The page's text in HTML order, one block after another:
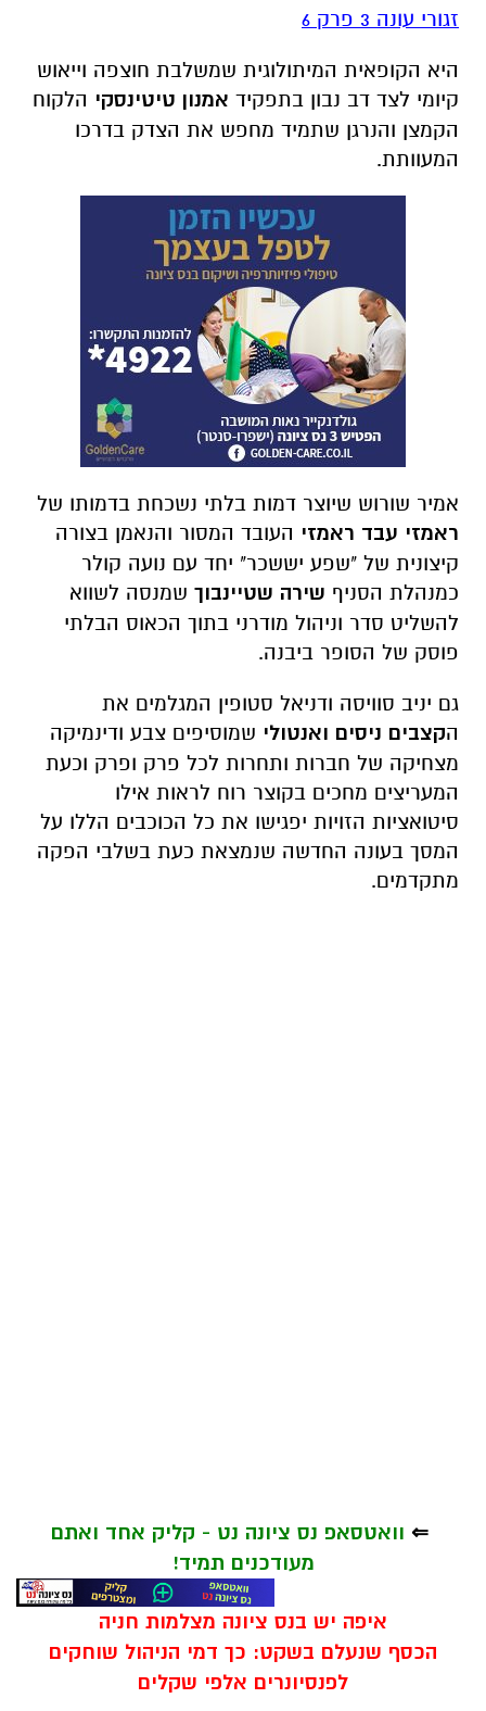
זגורי עונה 3 פרק 6
היא הקופאית המיתולוגית שמשלבת חוצפה וייאוש
קיומי לצד דב נבון בתפקיד אמנון טיטינסקי הלקוח
הקמצן והנרגן שתמיד מחפש את הצדק בדרכו
המעוותת.
אמיר שורוש שיוצר דמות בלתי נשכחת בדמותו של
ראמזי עבד ראמזי העובד המסור והנאמן בצורה
קיצונית של "שפע יששכר" יחד עם נועה קולר
כמנהלת הסניף שירה שטיינבוך שמנסה לשווא
להשליט סדר וניהול מודרני בתוך הכאוס הבלתי
פוסק של הסופר ביבנה.
גם יניב סוויסה ודניאל סטופין המגלמים את
הקצבים ניסים ואנטולי שמוסיפים צבע ודינמיקה
מצחיקה של חברות ותחרות לכל פרק ופרק וכעת
המעריצים מחכים בקוצר רוח לראות אילו
סיטואציות הזויות יפגישו את כל הכוכבים הללו על
המסך בעונה החדשה שנמצאת כעת בשלבי הפקה
מתקדמים.
⇐ וואטסאפ נס ציונה נט - קליק אחד ואתם
מעודכנים תמיד!
איפה יש בנס ציונה מצלמות חניה
הכסף שנעלם בשקט: כך דמי הניהול שוחקים
לפנסיונרים אלפי שקלים